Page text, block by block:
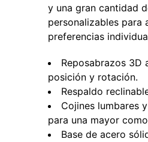
y una gran cantidad
personalizables para
preferencias
Reposabrazos 3D
posición y rotación.
Respaldo
Cojines lumbares
para una mayor
Base de acero